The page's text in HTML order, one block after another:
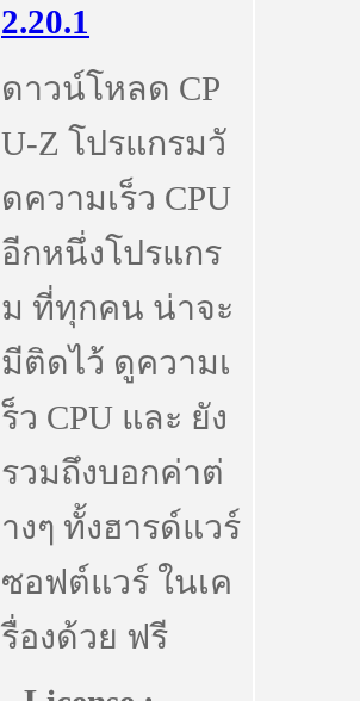
2.20.1
ดาวน์โหลด CP
U-Z โปรแกรมวั
ดความเร็ว CPU
อีกหนึ่งโปรแกร
ม ที่ทุกคน น่าจะ
มีติดไว้ ดูความเ
ร็ว CPU และ ยัง
รวมถึงบอกค่าต่
างๆ ทั้งฮารด์แวร์
ซอฟต์แวร์ ในเค
รื่องด้วย ฟรี